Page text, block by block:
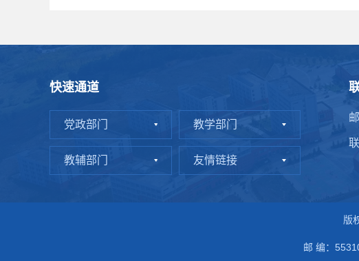
快速通道
党政部门 教学部门
教辅部门 友情链接
版
邮 编：